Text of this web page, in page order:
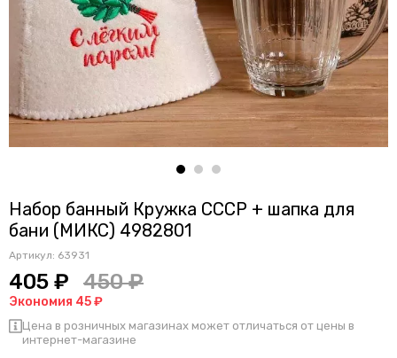
Набор банный Кружка СССР + шапка для
бани (МИКС) 4982801
Артикул: 63931
405 ₽ 450 ₽
Экономия 45 ₽
Цена в розничных магазинах может отличаться от цены в
интернет-магазине